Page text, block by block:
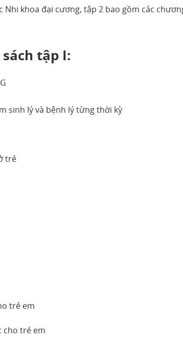
Nhi khoa đại cương, tập 2 bao gồm các
tập I:
sinh lý và bệnh lý từng thời kỳ
trẻ
trẻ em
cho trẻ em